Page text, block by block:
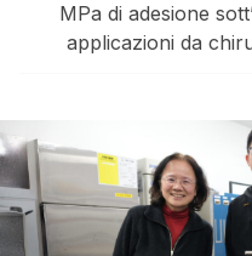
MPa di adesione
applicazioni da